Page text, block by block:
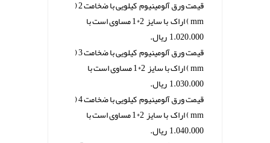
قیمت ورق آلومینیوم کیلویی با ضخامت 2 (
mm ) اراک با سایز 2*1 مساوی است با
1.020.000 ریال.
قیمت ورق آلومینیوم کیلویی با ضخامت 3 (
mm ) اراک با سایز 2*1 مساوی است با
1.030.000 ریال.
قیمت ورق آلومینیوم کیلویی با ضخامت 4 (
mm ) اراک با سایز 2*1 مساوی است با
1.040.000 ریال.